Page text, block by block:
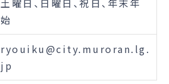
土曜日、日曜日、祝日、年末年
始
ryouiku@city.muroran.lg.
jp